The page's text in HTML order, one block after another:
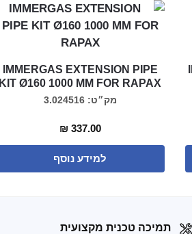
IMMERGAS EXTENSION PIPE
KIT Ø160 1000 MM FOR RAPAX
מק״ט: 3.024516
₪ 337.00
למידע נוסף
תמיכה טכנית מקצועית